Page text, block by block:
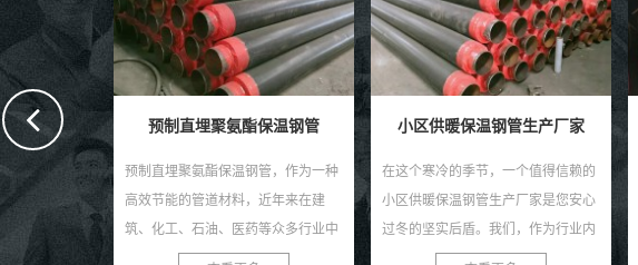
温钢管
，作为一种
年来在建
众多行业中
管不仅具有
小区供暖保温钢管生产厂家
在这个寒冷的季节，一个值得信赖的
小区供暖保温钢管生产厂家是您安心
过冬的坚实后盾。我们，作为行业内
的佼佼者，致力于为您提供高质量、
保温聚氨酯钢管厂家
在现今快速发展的工业领域中，保温
聚氨酯钢管作为一种高效、节能的管
道材料，正受到越来越多企业的青
睐。作为专业的保温聚氨酯钢管厂